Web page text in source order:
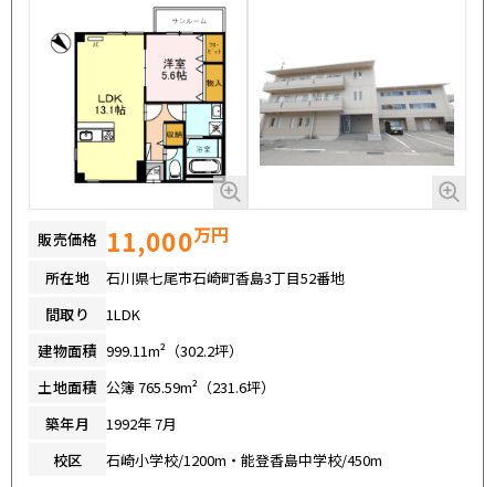
販売価格 11,000万円
所在地
石川県七尾市石崎町香島3丁目52番地
間取り
1LDK
建物面積 999.11m²（302.2坪）
土地面積 公簿 765.59m²（231.6坪）
築年月
1992年 7月
校区
石崎小学校/1200m・能登香島中学校/450m